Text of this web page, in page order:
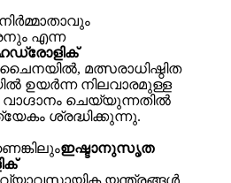
എന്ന
ചൈനയിൽ, മത്സരാധിഷ്ഠിത
ഉയർന്ന നിലവാരമുള്ള
ചെയ്യുന്നതിൽ
ശ്രദ്ധിക്കുന്നു.
ഇഷ്ടാനുസൃത